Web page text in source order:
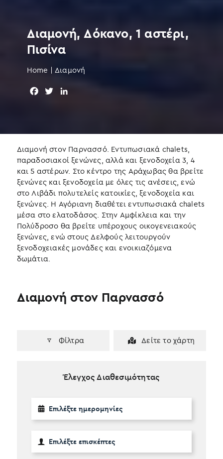
Διαμονή, Δόκανο, 1 αστέρι,
Πισίνα
Home | Διαμονή
b
o
o
k
t
e
r
e
d
n
Διαμονή στον Παρνασσό. Εντυπωσιακά chalets,
παραδοσιακοί ξενώνες, αλλά και ξενοδοχεία 3, 4
και 5 αστέρων. Στο κέντρο της Αράχωβας θα βρείτε
ξενώνες και ξενοδοχεία με όλες τις ανέσεις, ενώ
στο Λιβάδι πολυτελείς κατοικίες, ξενοδοχεία και
ξενώνες. Η Αγόριανη διαθέτει εντυπωσιακά chalets
μέσα στο ελατοδάσος. Στην Αμφίκλεια και την
Πολύδροσο θα βρείτε υπέροχους οικογενειακούς
ξενώνες, ενώ στους Δελφούς λειτουργούν
ξενοδοχειακές μονάδες και ενοικιαζόμενα
δωμάτια.
Φίλτρα Δείτε το χάρτη
Διαμονή στον Παρνασσό
Έλεγχος Διαθεσιμότητας